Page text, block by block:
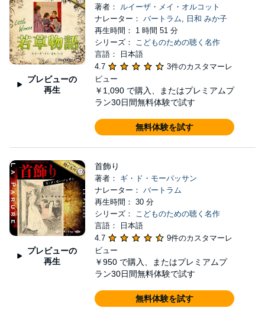
プレビューの
再生
著者： ルイーザ・メイ・オルコット
ナレーター： バートラム, 日和 みか子
再生時間： 1 時間 51 分
シリーズ： こどものための聴く名作
言語： 日本語
4.7
3件のカスタマーレ
ビュー
￥1,090 で購入、またはプレミアムプ
ラン30日間無料体験で試す
無料体験を試す
プレビューの
再生
首飾り
著者： ギ・ド・モーパッサン
ナレーター： バートラム
再生時間： 30 分
シリーズ： こどものための聴く名作
言語： 日本語
4.7
9件のカスタマーレ
ビュー
￥950 で購入、またはプレミアムプ
ラン30日間無料体験で試す
無料体験を試す